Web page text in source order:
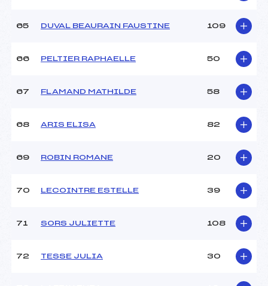
65 DUVAL BEAURAIN FAUSTINE 109
66 PELTIER RAPHAELLE 50
67 FLAMAND MATHILDE 58
68 ARIS ELISA 82
69 ROBIN ROMANE 20
70 LECOINTRE ESTELLE 39
71 SORS JULIETTE 108
72 TESSE JULIA 30